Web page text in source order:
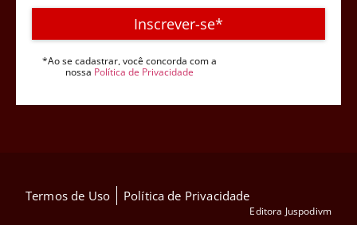
Inscrever-se*
*Ao se cadastrar, você concorda com a
nossa Política de Privacidade
Termos de Uso Política de Privacidade
Editora Juspodivm